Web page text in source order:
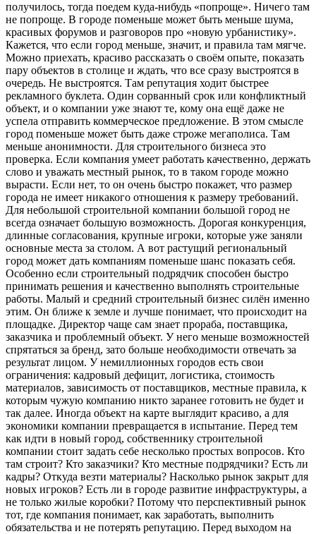
получилось, тогда поедем куда-нибудь «попроще». Ничего там
не попроще. В городе поменьше может быть меньше шума,
красивых форумов и разговоров про «новую урбанистику».
Кажется, что если город меньше, значит, и правила там мягче.
Можно приехать, красиво рассказать о своём опыте, показать
пару объектов в столице и ждать, что все сразу выстроятся в
очередь. Не выстроятся. Там репутация ходит быстрее
рекламного буклета. Один сорванный срок или конфликтный
объект, и о компании уже знают те, кому она ещё даже не
успела отправить коммерческое предложение. В этом смысле
город поменьше может быть даже строже мегаполиса. Там
меньше анонимности. Для строительного бизнеса это
проверка. Если компания умеет работать качественно, держать
слово и уважать местный рынок, то в таком городе можно
вырасти. Если нет, то он очень быстро покажет, что размер
города не имеет никакого отношения к размеру требований.
Для небольшой строительной компании большой город не
всегда означает большую возможность. Дорогая конкуренция,
длинные согласования, крупные игроки, которые уже заняли
основные места за столом. А вот растущий региональный
город может дать компаниям поменьше шанс показать себя.
Особенно если строительный подрядчик способен быстро
принимать решения и качественно выполнять строительные
работы. Малый и средний строительный бизнес силён именно
этим. Он ближе к земле и лучше понимает, что происходит на
площадке. Директор чаще сам знает прораба, поставщика,
заказчика и проблемный объект. У него меньше возможностей
спрятаться за бренд, зато больше необходимости отвечать за
результат лицом. У немиллионных городов есть свои
ограничения: кадровый дефицит, логистика, стоимость
материалов, зависимость от поставщиков, местные правила, к
которым чужую компанию никто заранее готовить не будет и
так далее. Иногда объект на карте выглядит красиво, а для
экономики компании превращается в испытание. Перед тем
как идти в новый город, собственнику строительной
компании стоит задать себе несколько простых вопросов. Кто
там строит? Кто заказчики? Кто местные подрядчики? Есть ли
кадры? Откуда везти материалы? Насколько рынок закрыт для
новых игроков? Есть ли в городе развитие инфраструктуры, а
не только жилые коробки? Потому что перспективный рынок
тот, где компания понимает, как заработать, выполнить
обязательства и не потерять репутацию. Перед выходом на